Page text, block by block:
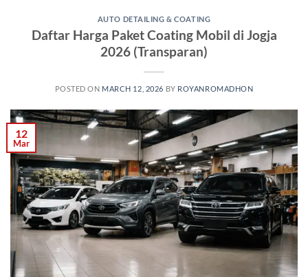
AUTO DETAILING & COATING
Daftar Harga Paket Coating Mobil di Jogja
2026 (Transparan)
POSTED ON MARCH 12, 2026 BY ROYANROMADHON
12
Mar